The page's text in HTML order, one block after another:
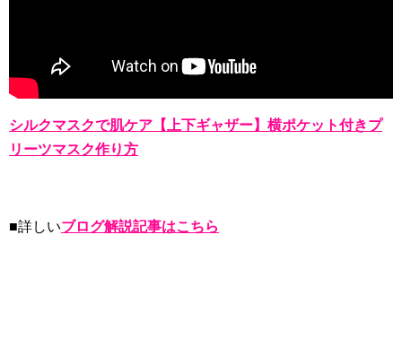
シルクマスクで肌ケア【上下ギャザー】横ポケット付きプ
リーツマスク作り方
■詳しいブログ解説記事はこちら